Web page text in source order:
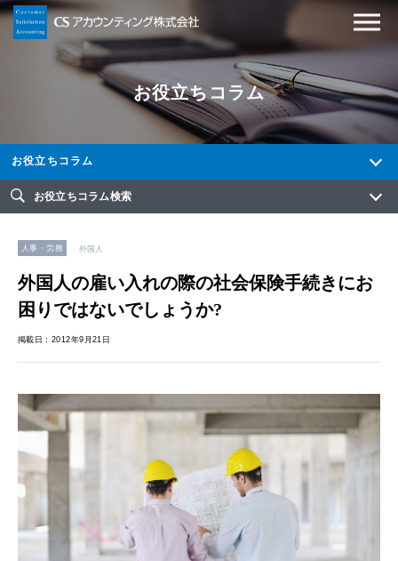
お役立ちコラム
お役立ちコラム
お役立ちコラム検索
人事・労務 外国人
外国人の雇い入れの際の社会保険手続きにお
困りではないでしょうか?
掲載日：2012年9月21日